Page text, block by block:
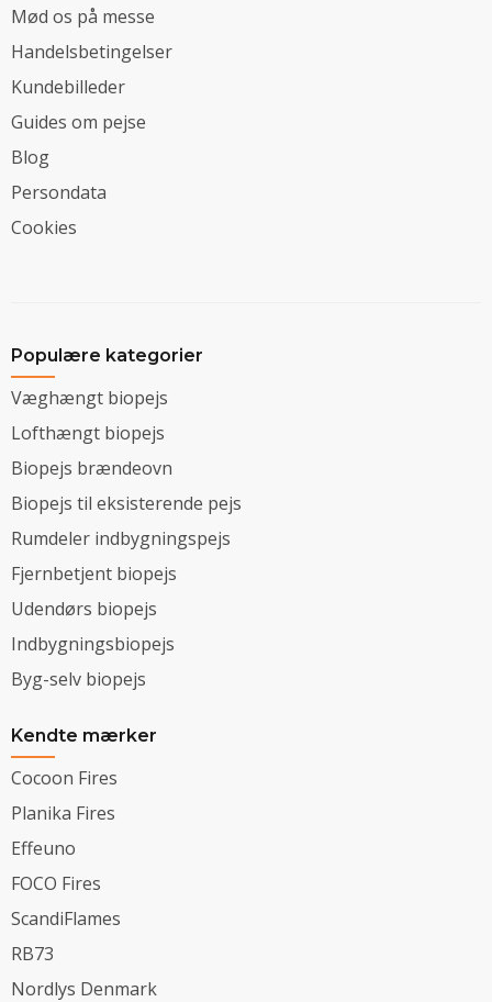
Mød os på messe
Handelsbetingelser
Kundebilleder
Guides om pejse
Blog
Persondata
Cookies
Populære kategorier
Væghængt biopejs
Lofthængt biopejs
Biopejs brændeovn
Biopejs til eksisterende pejs
Rumdeler indbygningspejs
Fjernbetjent biopejs
Udendørs biopejs
Indbygningsbiopejs
Byg-selv biopejs
Kendte mærker
Cocoon Fires
Planika Fires
Effeuno
FOCO Fires
ScandiFlames
RB73
Nordlys Denmark